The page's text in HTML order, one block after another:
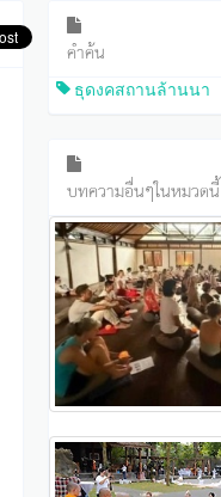
คำค้น
ธุดงคสถานล้านนา
บทความอื่นๆในหมวดนี้